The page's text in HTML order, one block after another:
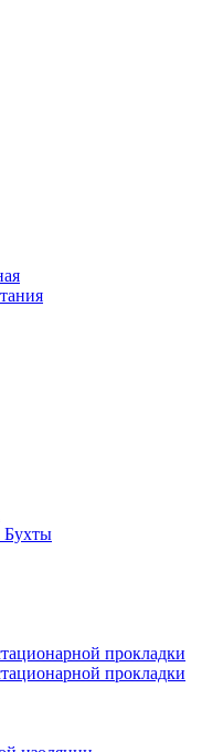
Бухты
прокладки
прокладки